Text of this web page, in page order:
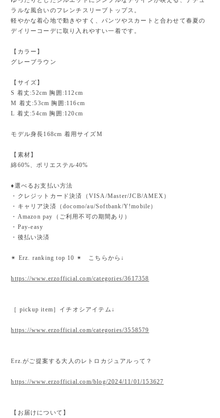
ラルな風合いのフレンチスリーブトップス。
軽やかな着心地で動きやすく、パンツやスカートと合わせて春夏の
デイリーコーデに取り入れやすい一着です。
【カラー】
グレーブラウン
【サイズ】
S 着丈:52cm 胸囲:112cm
M 着丈:53cm 胸囲:116cm
L 着丈:54cm 胸囲:120cm
モデル身長168cm 着用サイズM
【素材】
綿60%、ポリエステル40%
♦︎選べるお支払い方法
・クレジットカード決済（VISA/Master/JCB/AMEX）
・キャリア決済（docomo/au/Softbank/Y!mobile）
・Amazon pay（ご利用不可の期間あり）
・Pay-easy
・後払い決済
✴︎ Erz. ranking top 10 ✴︎ こちらから↓
https://www.erzofficial.com/categories/3617358
［ pickup item］イチオシアイテム↓
https://www.erzofficial.com/categories/3558579
Erz.がご提案する大人のレトロカジュアルって？
https://www.erzofficial.com/blog/2024/11/01/153627
【お届けについて】